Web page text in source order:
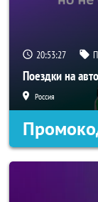
20:53:25
Поездки на
Россия